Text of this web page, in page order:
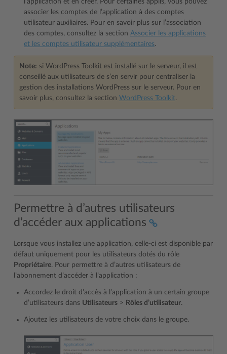
l’application et en créer. Pour certaines applis, vous pouvez
associer les comptes de l’application à des comptes
utilisateur auxiliaires. Pour en savoir plus sur l’association
des comptes, consultez la section Associer les applications
et les comptes utilisateur supplémentaires.
Note: si WordPress Toolkit est installé sur le serveur, il est
conseillé aux utilisateurs de s’en servir pour centraliser la
gestion des installations WordPress sur le serveur. Pour en
savoir plus, consultez la section WordPress Toolkit.
Permettre à d’autres utilisateurs
d’accéder aux applications
Lorsque vous installez une application, celle-ci est disponible par
défaut uniquement pour les utilisateurs dotés du rôle
Propriétaire. Pour permettre à d’autres utilisateurs de
l’abonnement d’accéder à l’application :
Accordez le droit d’accès à l’application à un certain groupe
d’utilisateurs dans Utilisateurs > Rôles d’utilisateur.
Ajoutez les utilisateurs de votre choix dans le groupe.